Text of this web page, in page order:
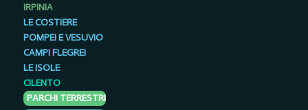
IRPINIA
LE COSTIERE
POMPEI E VESUVIO
CAMPI FLEGREI
LE ISOLE
CILENTO
PARCHI TERRESTRI